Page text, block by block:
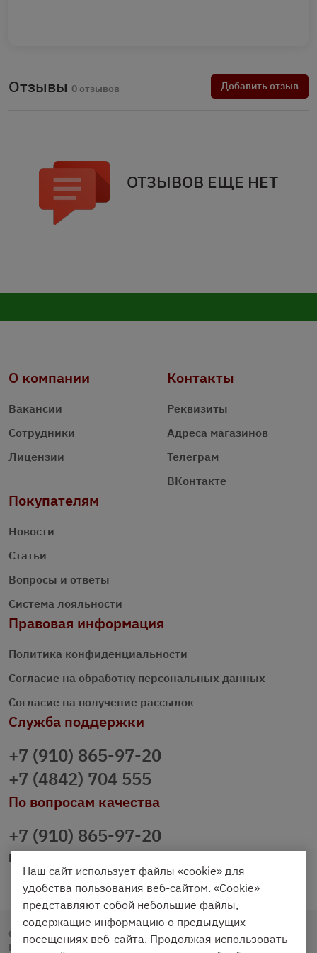
Отзывы 0 отзывов Добавить отзыв
ОТЗЫВОВ ЕЩЕ НЕТ
О компании
Вакансии
Сотрудники
Лицензии
Контакты
Реквизиты
Адреса магазинов
Телеграм
ВКонтакте
Покупателям
Новости
Статьи
Вопросы и ответы
Система лояльности
Правовая информация
Политика конфиденциальности
Согласие на обработку персональных данных
Согласие на получение рассылок
Служба поддержки
+7 (910) 865-97-20
+7 (4842) 704 555
По вопросам качества
+7 (910) 865-97-20
prazdnichniy40@palmi.ru
Copyright © 2020 - 2026. Праздничный Стол.
Разработка и продвижение - Vegas Studio
Наш сайт использует файлы «cookie» для
удобства пользования веб-сайтом. «Cookie»
представляют собой небольшие файлы,
содержащие информацию о предыдущих
посещениях веб-сайта. Продолжая использовать